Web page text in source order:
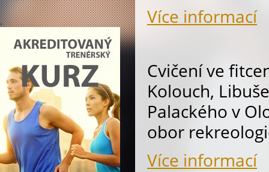
.
Více informací
Cvičení ve
Kolouch,
Palackého v
obor
Více informací